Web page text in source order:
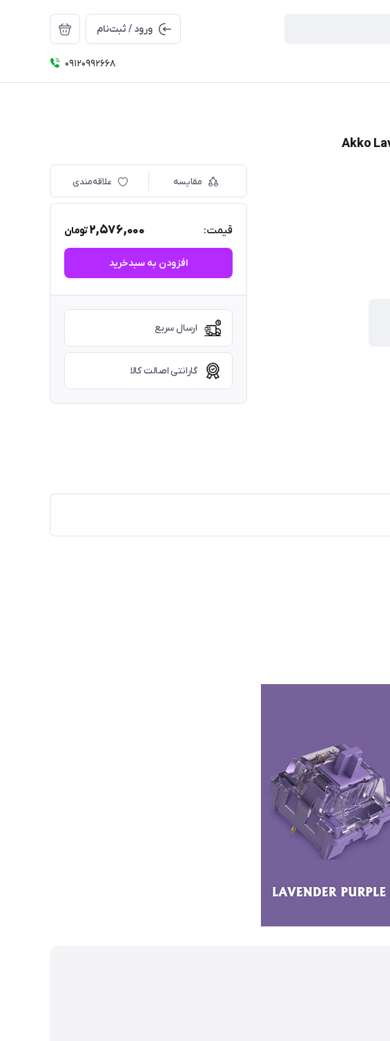
ورود / ثبت‌نام
09120992668
مقایسه علاقه‌مندی
قیمت: 2,576,000تومان
افزودن به سبدخرید
ارسال سریع
گارانتی اصالت کالا